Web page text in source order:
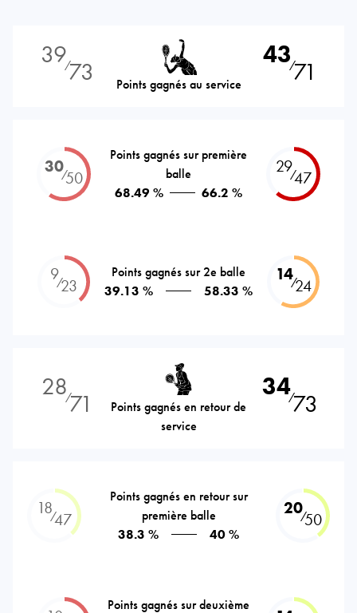
39⁄73 Points gagnés au service
43⁄71
30⁄50
Points gagnés sur première
balle
68.49 %
66.2 %
29⁄47
9⁄23
Points gagnés sur 2e balle
39.13 %
58.33 %
14⁄24
28⁄71
Points gagnés en retour de
service
34⁄73
18⁄47
Points gagnés en retour sur
première balle
38.3 %
40 %
20⁄50
Points gagnés sur deuxième